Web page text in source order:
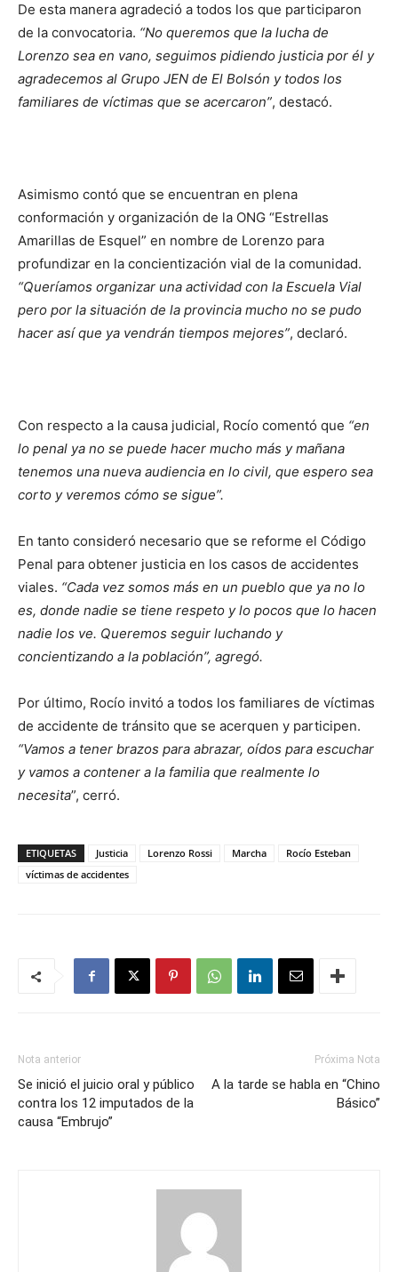
De esta manera agradeció a todos los que participaron
de la convocatoria. “No queremos que la lucha de
Lorenzo sea en vano, seguimos pidiendo justicia por él y
agradecemos al Grupo JEN de El Bolsón y todos los
familiares de víctimas que se acercaron”, destacó.
Asimismo contó que se encuentran en plena
conformación y organización de la ONG “Estrellas
Amarillas de Esquel” en nombre de Lorenzo para
profundizar en la concientización vial de la comunidad.
“Queríamos organizar una actividad con la Escuela Vial
pero por la situación de la provincia mucho no se pudo
hacer así que ya vendrán tiempos mejores”, declaró.
Con respecto a la causa judicial, Rocío comentó que “en
lo penal ya no se puede hacer mucho más y mañana
tenemos una nueva audiencia en lo civil, que espero sea
corto y veremos cómo se sigue”.
En tanto consideró necesario que se reforme el Código
Penal para obtener justicia en los casos de accidentes
viales. “Cada vez somos más en un pueblo que ya no lo
es, donde nadie se tiene respeto y lo pocos que lo hacen
nadie los ve. Queremos seguir luchando y
concientizando a la población”, agregó.
Por último, Rocío invitó a todos los familiares de víctimas
de accidente de tránsito que se acerquen y participen.
“Vamos a tener brazos para abrazar, oídos para escuchar
y vamos a contener a la familia que realmente lo
necesita”, cerró.
ETIQUETAS Justicia Lorenzo Rossi Marcha
Rocío Esteban
víctimas de accidentes
Nota anterior
Se inició el juicio oral y público
contra los 12 imputados de la
causa “Embrujo”
Próxima Nota
A la tarde se habla en “Chino
Básico”